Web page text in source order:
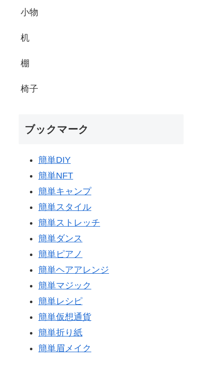
小物
机
棚
椅子
ブックマーク
簡単DIY
簡単NFT
簡単キャンプ
簡単スタイル
簡単ストレッチ
簡単ダンス
簡単ピアノ
簡単ヘアアレンジ
簡単マジック
簡単レシピ
簡単仮想通貨
簡単折り紙
簡単眉メイク